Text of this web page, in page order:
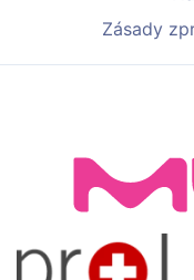
Zásady